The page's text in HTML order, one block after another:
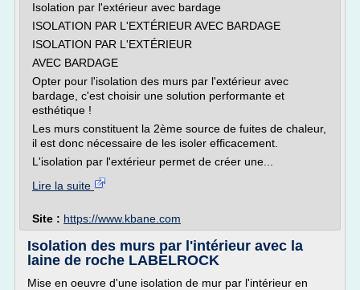
Isolation par l'extérieur avec bardage
ISOLATION PAR L'EXTÉRIEUR AVEC BARDAGE
ISOLATION PAR L'EXTÉRIEUR
AVEC BARDAGE
Opter pour l'isolation des murs par l'extérieur avec
bardage, c'est choisir une solution performante et
esthétique !
Les murs constituent la 2ème source de fuites de chaleur,
il est donc nécessaire de les isoler efficacement.
L'isolation par l'extérieur permet de créer une...
Lire la suite
Site : https://www.kbane.com
Isolation des murs par l'intérieur avec la
laine de roche LABELROCK
Mise en oeuvre d'une isolation de mur par l'intérieur en